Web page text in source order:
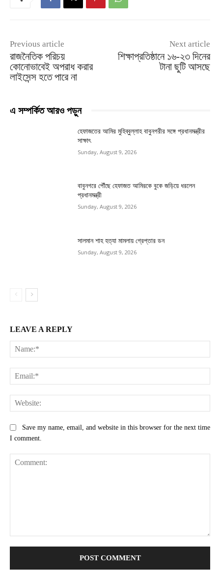
Previous article
রাজনৈতিক পরিচয়
কোনোভাবেই অপরাধ করার
লাইসেন্স হতে পারে না
Next article
শিক্ষাপ্রতিষ্ঠানে ১৬-২৩ দিনের
টানা ছুটি আসছে
এ সম্পর্কিত আরও পড়ুন
হেফাজতের আমির মুহিব্বুল্লাহ বাবুনগরীর সঙ্গে প্রধানমন্ত্রীর
সাক্ষাৎ
Sunday, August 9, 2026
বাবুনগরে পৌঁছে হেফাজত আমিরকে বুকে জড়িয়ে ধরলেন
প্রধানমন্ত্রী
Sunday, August 9, 2026
সালমান শাহ হত্যা মামলায় গ্রেপ্তার ডন
Sunday, August 9, 2026
LEAVE A REPLY
Save my name, email, and website in this browser for the next time
I comment.